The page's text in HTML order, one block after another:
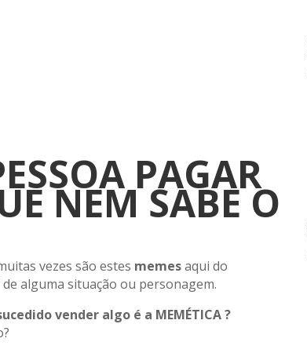
PAGAR
NEM SABE O
vezes são estes memesaqui do
alguma situação ou personagem.
vender algo é a MEMÉTICA ?